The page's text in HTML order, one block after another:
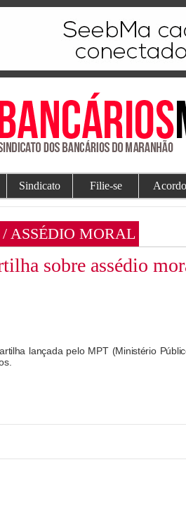
Sindicato Filie-se
ASSÉDIO MORAL
sobre assédio
lançada pelo MPT (Ministério